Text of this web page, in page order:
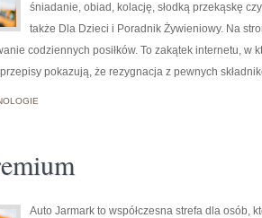
śniadanie, obiad, kolację, słodką przekąskę
także Dla Dzieci i Poradnik Żywieniowy. Na
codziennych posiłków. To zakątek internetu, w
pokazują, że rezygnacja z pewnych
Auto Jarmark to współczesna strefa dla osób,